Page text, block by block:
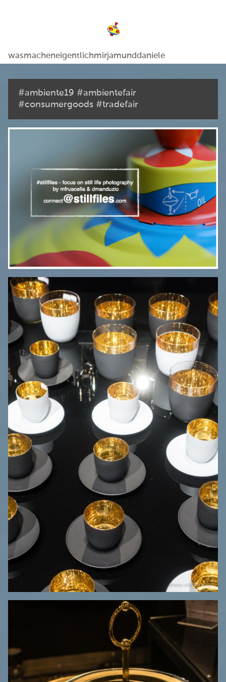
wasmacheneigentlichmirjamunddaniele
#ambiente19 #ambientefair
#consumergoods #tradefair